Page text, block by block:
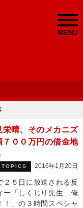
MENU
栄晴、そのメカニズ
００万円の借金地
TOPICS 2016年1月20日
５日に放送される反
ー「しくじり先生 俺
！」の３時間スペシャ